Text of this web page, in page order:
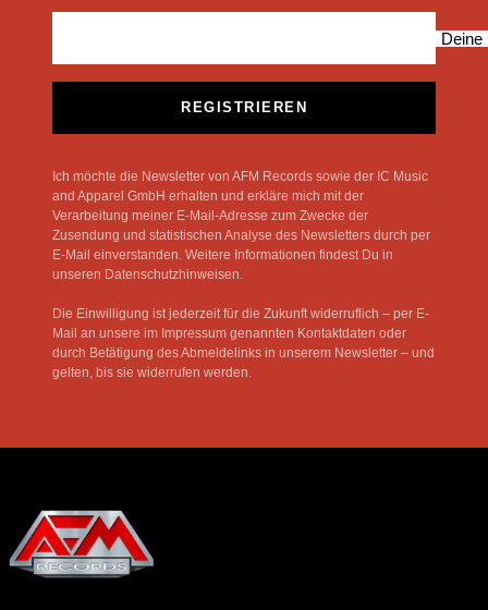
Deine
REGISTRIEREN
Ich möchte die Newsletter von AFM Records sowie der IC Music
and Apparel GmbH erhalten und erkläre mich mit der
Verarbeitung meiner E-Mail-Adresse zum Zwecke der
Zusendung und statistischen Analyse des Newsletters durch per
E-Mail einverstanden. Weitere Informationen findest Du in
unseren Datenschutzhinweisen.
Die Einwilligung ist jederzeit für die Zukunft widerruflich – per E-
Mail an unsere im Impressum genannten Kontaktdaten oder
durch Betätigung des Abmeldelinks in unserem Newsletter – und
gelten, bis sie widerrufen werden.